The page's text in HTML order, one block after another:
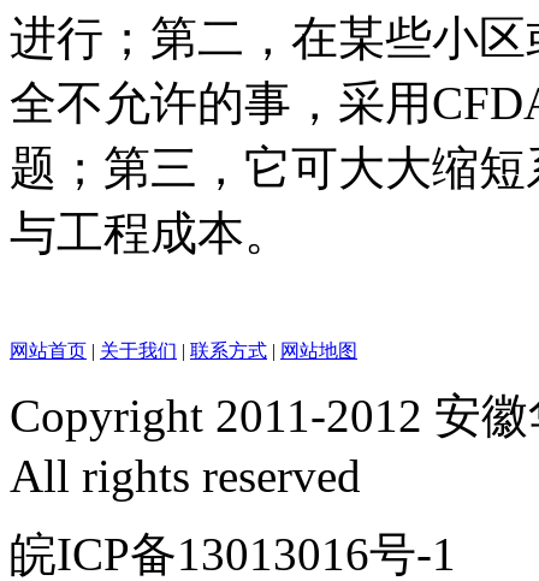
进行；第二，在某些小
全不允许的事，采用
题；第三，它可大大缩
与工程成本。
网站首页 | 关于我们 | 联系方式 | 网站地图
Copyright 2011-2012 安
All rights reserved
皖ICP备13013016号